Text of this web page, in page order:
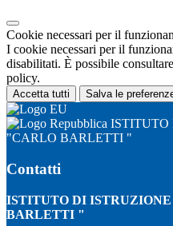
Cookie necessari per il
I cookie necessari per il
disabilitati. È possibile
policy.
Accetta tutti Salva le
ISTITUTO
"CARLO BARLETTI "
Contatti
ISTITUTO DI
BARLETTI "